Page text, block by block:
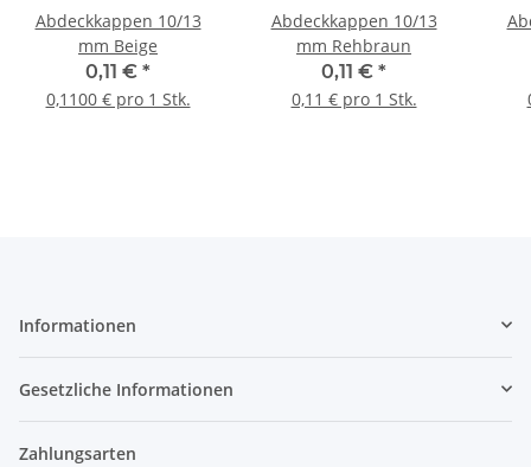
Abdeckkappen 10/13
mm Beige
0,11 € *
0,1100 € pro 1 Stk.
Abdeckkappen 10/13
mm Rehbraun
0,11 € *
0,11 € pro 1 Stk.
Informationen
Gesetzliche Informationen
Zahlungsarten